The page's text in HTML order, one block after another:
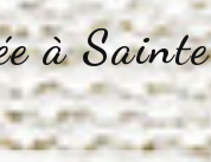
à Sainte